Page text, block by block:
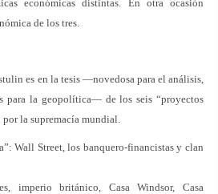
económicas distintas. En otra ocasión
de los tres.
es en la tesis —novedosa para el análisis,
para la geopolítica— de los seis “proyectos
por la supremacía mundial.
Wall Street, los banquero-financistas y clan
imperio británico, Casa Windsor, Casa